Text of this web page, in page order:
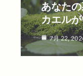
あなた
カエル
7月 22,